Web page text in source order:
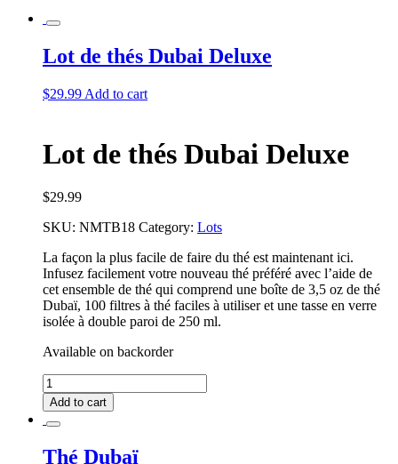
Lot de thés Dubai Deluxe
$29.99 Add to cart
Lot de thés Dubai Deluxe
$29.99
SKU: NMTB18 Category: Lots
La façon la plus facile de faire du thé est maintenant ici.
Infusez facilement votre nouveau thé préféré avec l’aide de
cet ensemble de thé qui comprend une boîte de 3,5 oz de thé
Dubaï, 100 filtres à thé faciles à utiliser et une tasse en verre
isolée à double paroi de 250 ml.
Available on backorder
Lot
de
thés
Dubai
Add to cart
Thé Dubaï